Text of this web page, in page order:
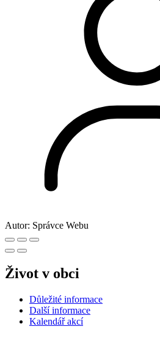
Autor: Správce Webu
Život v obci
Důležité informace
Další informace
Kalendář akcí